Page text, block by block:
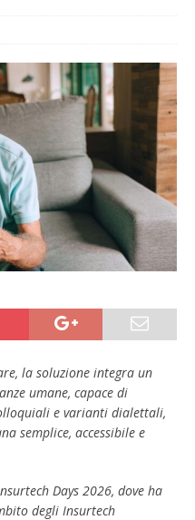
la soluzione integra un
umane, capace di
e varianti dialettali,
semplice, accessibile e
Days 2026, dove ha
degli Insurtech